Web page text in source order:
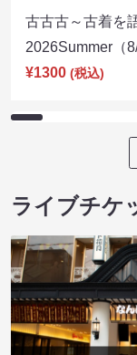
古古古～古着を
2026Summer（
¥1300 (税込)
ライブチケ